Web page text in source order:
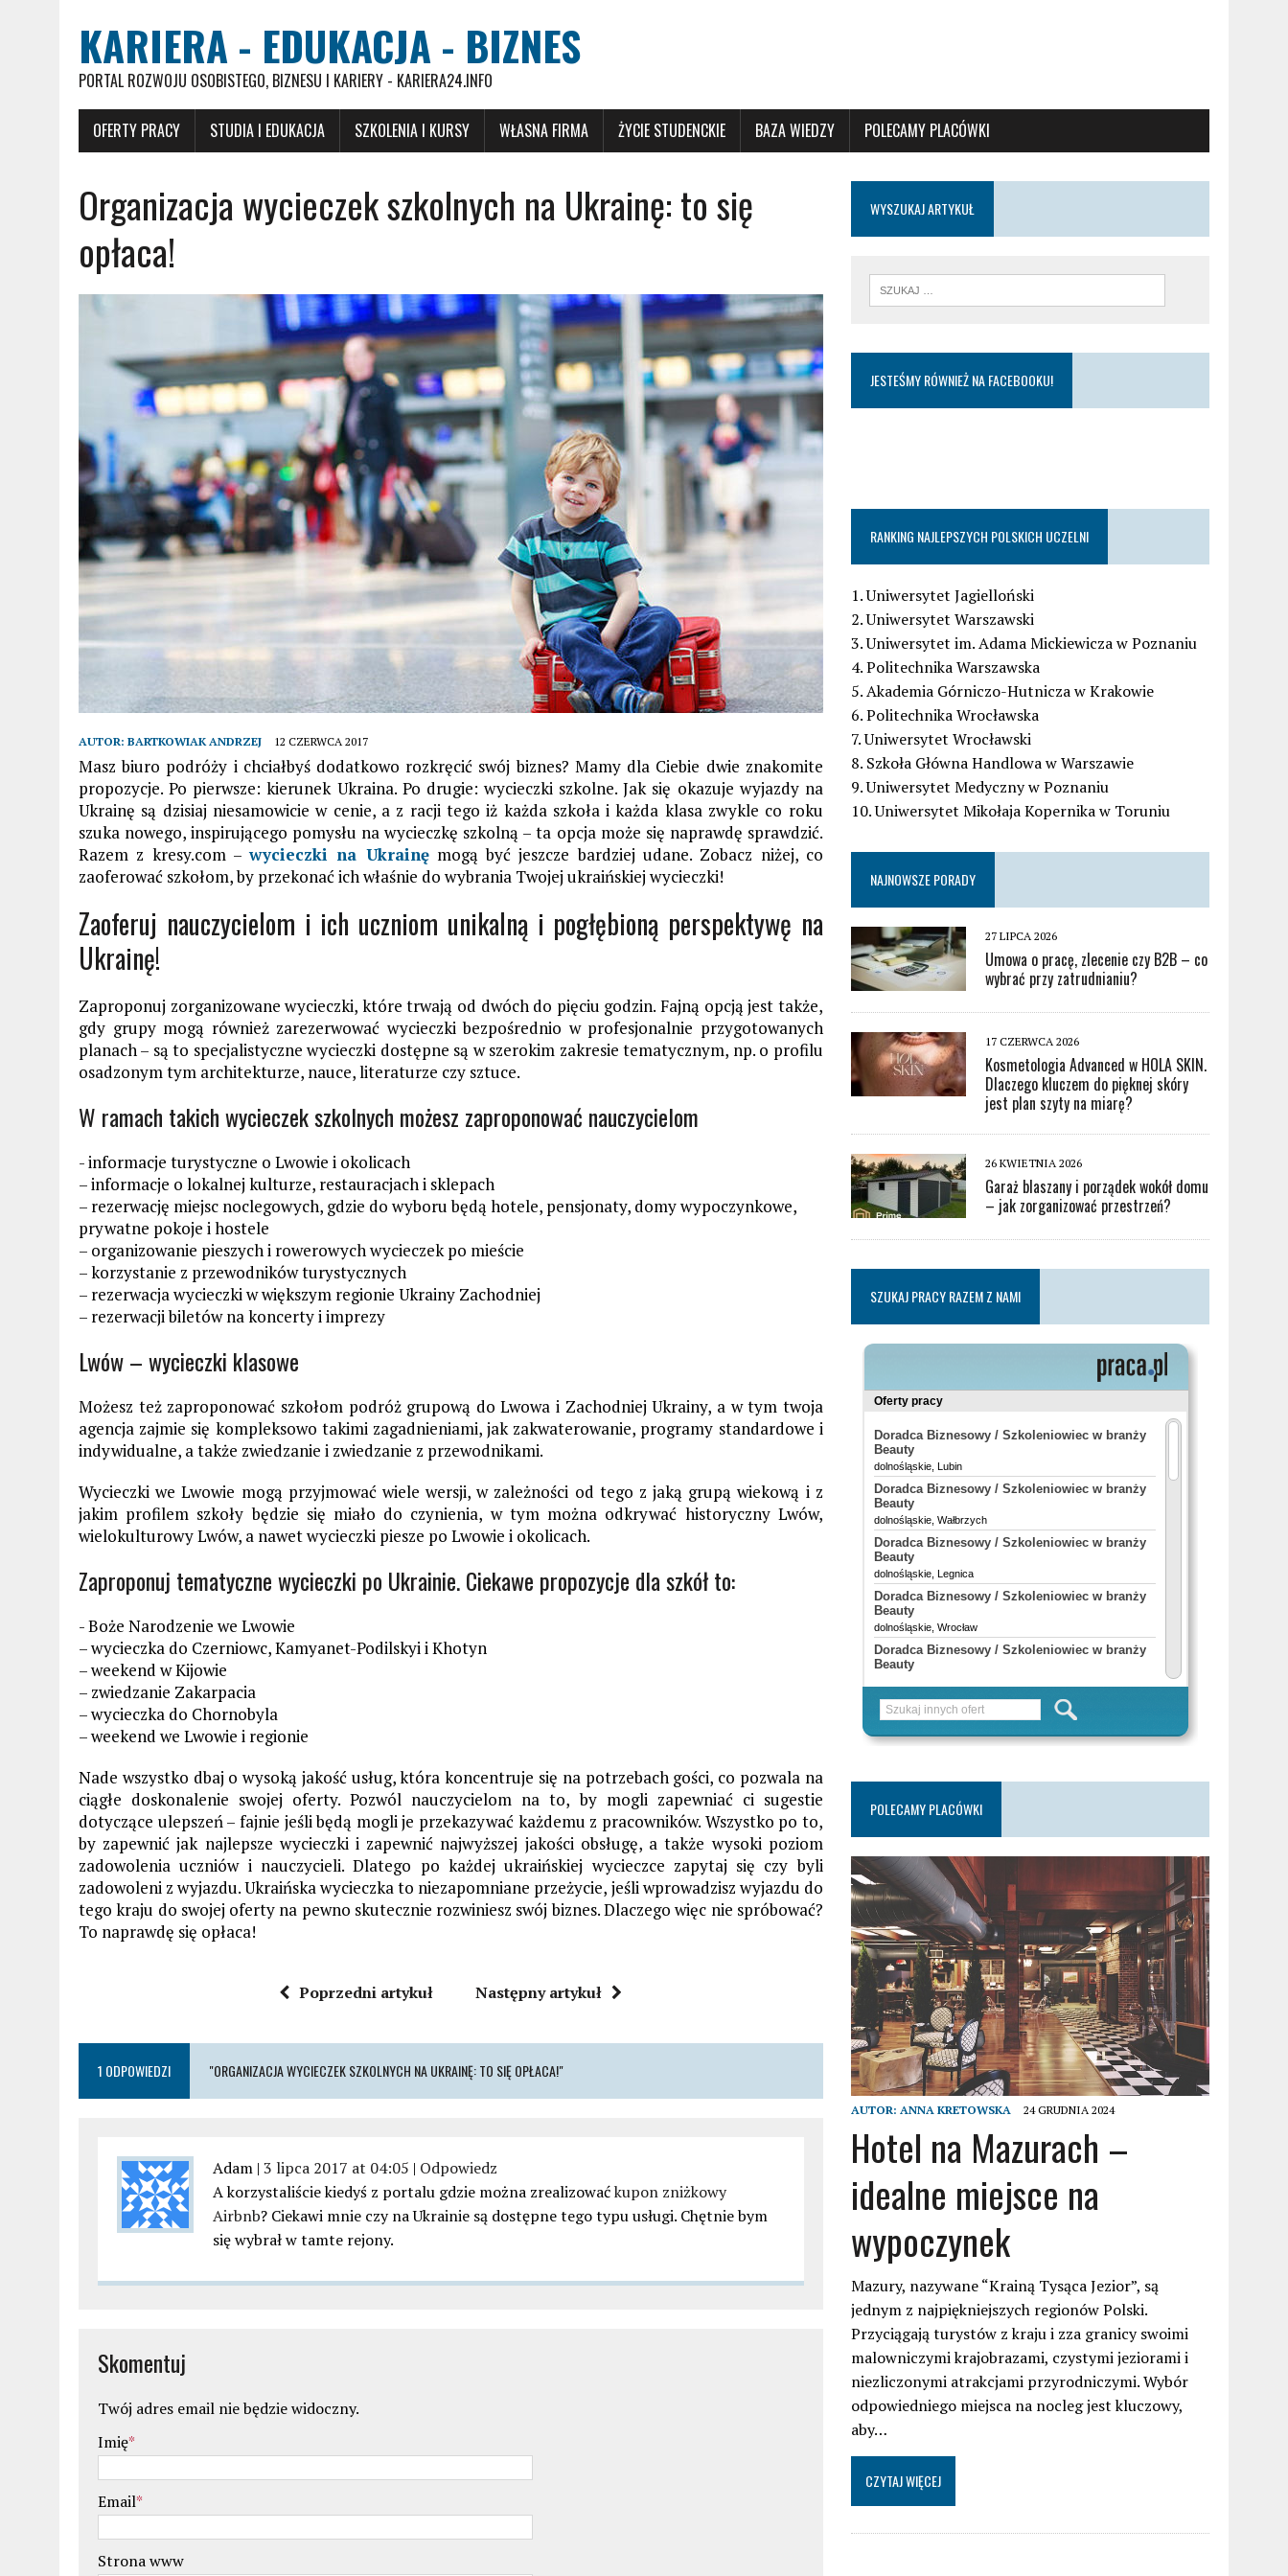
KARIERA - EDUKACJA - BIZNES
PORTAL ROZWOJU OSOBISTEGO, BIZNESU I KARIERY - KARIERA24.INFO
OFERTY PRACY STUDIA I EDUKACJA SZKOLENIA I KURSY WŁASNA FIRMA ŻYCIE STUDENCKIE BAZA WIEDZY POLECAMY PLACÓWKI
Organizacja wycieczek szkolnych na Ukrainę: to się
opłaca!
AUTOR: BARTKOWIAK ANDRZEJ 12 CZERWCA 2017
Masz biuro podróży i chciałbyś dodatkowo rozkręcić swój biznes? Mamy dla Ciebie dwie znakomite
propozycje. Po pierwsze: kierunek Ukraina. Po drugie: wycieczki szkolne. Jak się okazuje wyjazdy na
Ukrainę są dzisiaj niesamowicie w cenie, a z racji tego iż każda szkoła i każda klasa zwykle co roku
szuka nowego, inspirującego pomysłu na wycieczkę szkolną – ta opcja może się naprawdę sprawdzić.
Razem z kresy.com –wycieczki na Ukrainęmogą być jeszcze bardziej udane. Zobacz niżej, co
zaoferować szkołom, by przekonać ich właśnie do wybrania Twojej ukraińskiej wycieczki!
Zaoferuj nauczycielom i ich uczniom unikalną i pogłębioną perspektywę na
Ukrainę!
Zaproponuj zorganizowane wycieczki, które trwają od dwóch do pięciu godzin. Fajną opcją jest także,
gdy grupy mogą również zarezerwować wycieczki bezpośrednio w profesjonalnie przygotowanych
planach – są to specjalistyczne wycieczki dostępne są w szerokim zakresie tematycznym, np. o profilu
osadzonym tym architekturze, nauce, literaturze czy sztuce.
W ramach takich wycieczek szkolnych możesz zaproponować nauczycielom
- informacje turystyczne o Lwowie i okolicach
– informacje o lokalnej kulturze, restauracjach i sklepach
– rezerwację miejsc noclegowych, gdzie do wyboru będą hotele, pensjonaty, domy wypoczynkowe,
prywatne pokoje i hostele
– organizowanie pieszych i rowerowych wycieczek po mieście
– korzystanie z przewodników turystycznych
– rezerwacja wycieczki w większym regionie Ukrainy Zachodniej
– rezerwacji biletów na koncerty i imprezy
Lwów – wycieczki klasowe
Możesz też zaproponować szkołom podróż grupową do Lwowa i Zachodniej Ukrainy, a w tym twoja
agencja zajmie się kompleksowo takimi zagadnieniami, jak zakwaterowanie, programy standardowe i
indywidualne, a także zwiedzanie i zwiedzanie z przewodnikami.
Wycieczki we Lwowie mogą przyjmować wiele wersji, w zależności od tego z jaką grupą wiekową i z
jakim profilem szkoły będzie się miało do czynienia, w tym można odkrywać historyczny Lwów,
wielokulturowy Lwów, a nawet wycieczki piesze po Lwowie i okolicach.
Zaproponuj tematyczne wycieczki po Ukrainie. Ciekawe propozycje dla szkół to:
- Boże Narodzenie we Lwowie
– wycieczka do Czerniowc, Kamyanet-Podilskyi i Khotyn
– weekend w Kijowie
– zwiedzanie Zakarpacia
– wycieczka do Chornobyla
– weekend we Lwowie i regionie
Nade wszystko dbaj o wysoką jakość usług, która koncentruje się na potrzebach gości, co pozwala na
ciągłe doskonalenie swojej oferty. Pozwól nauczycielom na to, by mogli zapewniać ci sugestie
dotyczące ulepszeń – fajnie jeśli będą mogli je przekazywać każdemu z pracowników. Wszystko po to,
by zapewnić jak najlepsze wycieczki i zapewnić najwyższej jakości obsługę, a także wysoki poziom
zadowolenia uczniów i nauczycieli. Dlatego po każdej ukraińskiej wycieczce zapytaj się czy byli
zadowoleni z wyjazdu. Ukraińska wycieczka to niezapomniane przeżycie, jeśli wprowadzisz wyjazdu do
tego kraju do swojej oferty na pewno skutecznie rozwiniesz swój biznes. Dlaczego więc nie spróbować?
To naprawdę się opłaca!
Poprzedni artykuł Następny artykuł
1 ODPOWIEDZI "ORGANIZACJA WYCIECZEK SZKOLNYCH NA UKRAINĘ: TO SIĘ OPŁACA!"
Adam | 3 lipca 2017 at 04:05 | Odpowiedz
A korzystaliście kiedyś z portalu gdzie można zrealizowaćkupon zniżkowy
Airbnb? Ciekawi mnie czy na Ukrainie są dostępne tego typu usługi. Chętnie bym
się wybrał w tamte rejony.
Skomentuj
Twój adres email nie będzie widoczny.
Imię*
Email*
Strona www
WYSZUKAJ ARTYKUŁ
JESTEŚMY RÓWNIEŻ NA FACEBOOKU!
RANKING NAJLEPSZYCH POLSKICH UCZELNI
1. Uniwersytet Jagielloński
2. Uniwersytet Warszawski
3. Uniwersytet im. Adama Mickiewicza w Poznaniu
4. Politechnika Warszawska
5. Akademia Górniczo-Hutnicza w Krakowie
6. Politechnika Wrocławska
7. Uniwersytet Wrocławski
8. Szkoła Główna Handlowa w Warszawie
9. Uniwersytet Medyczny w Poznaniu
10. Uniwersytet Mikołaja Kopernika w Toruniu
NAJNOWSZE PORADY
27 LIPCA 2026
Umowa o pracę, zlecenie czy B2B – co
wybrać przy zatrudnianiu?
17 CZERWCA 2026
Kosmetologia Advanced w HOLA SKIN.
Dlaczego kluczem do pięknej skóry
jest plan szyty na miarę?
26 KWIETNIA 2026
Garaż blaszany i porządek wokół domu
– jak zorganizować przestrzeń?
SZUKAJ PRACY RAZEM Z NAMI
POLECAMY PLACÓWKI
AUTOR: ANNA KRETOWSKA 24 GRUDNIA 2024
Hotel na Mazurach –
idealne miejsce na
wypoczynek
Mazury, nazywane “Krainą Tysąca Jezior”, są
jednym z najpiękniejszych regionów Polski.
Przyciągają turystów z kraju i zza granicy swoimi
malowniczymi krajobrazami, czystymi jeziorami i
niezliczonymi atrakcjami przyrodniczymi. Wybór
odpowiedniego miejsca na nocleg jest kluczowy,
aby…
CZYTAJ WIĘCEJ